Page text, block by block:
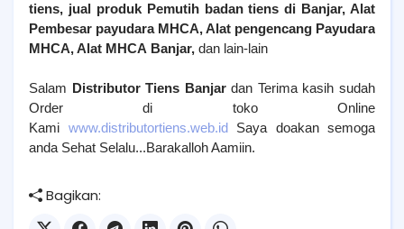
tiens, jual produk Pemutihbadan tiens di Banjar, Alat
Pembesar payudara MHCA, Alat pengencang Payudara
MHCA, Alat MHCA Banjar, dan lain-lain
Salam Distributor Tiens Banjardan Terima kasih sudah
Order di toko Online
Kami www.distributortiens.web.idSaya doakan semoga
anda Sehat Selalu...Barakalloh Aamiin.
Bagikan: